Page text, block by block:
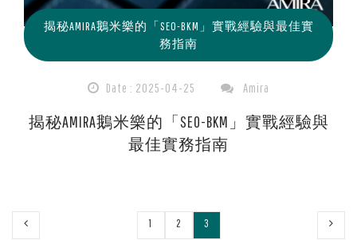
揭秘AMIRA鵝米樂的「SEO-BKM」實戰經驗與最佳實
務指南
Date : 2025-04-25 Amira
揭秘AMIRA鵝米樂的「SEO-BKM」實戰經驗與
最佳實務指南
1 2 3